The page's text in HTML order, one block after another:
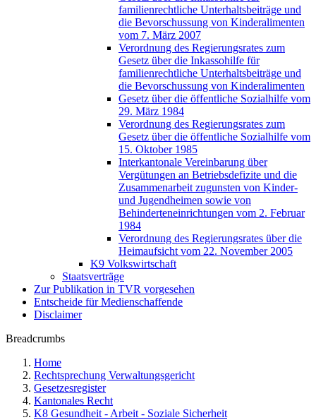
familienrechtliche Unterhaltsbeiträge und
die Bevorschussung von Kinderalimenten
vom 7. März 2007
Verordnung des Regierungsrates zum
Gesetz über die Inkassohilfe für
familienrechtliche Unterhaltsbeiträge und
die Bevorschussung von Kinderalimenten
Gesetz über die öffentliche Sozialhilfe vom
29. März 1984
Verordnung des Regierungsrates zum
Gesetz über die öffentliche Sozialhilfe vom
15. Oktober 1985
Interkantonale Vereinbarung über
Vergütungen an Betriebsdefizite und die
Zusammenarbeit zugunsten von Kinder-
und Jugendheimen sowie von
Behinderteneinrichtungen vom 2. Februar
1984
Verordnung des Regierungsrates über die
Heimaufsicht vom 22. November 2005
K9 Volkswirtschaft
Staatsverträge
Zur Publikation in TVR vorgesehen
Entscheide für Medienschaffende
Disclaimer
Breadcrumbs
Home
Rechtsprechung Verwaltungsgericht
Gesetzesregister
Kantonales Recht
K8 Gesundheit - Arbeit - Soziale Sicherheit